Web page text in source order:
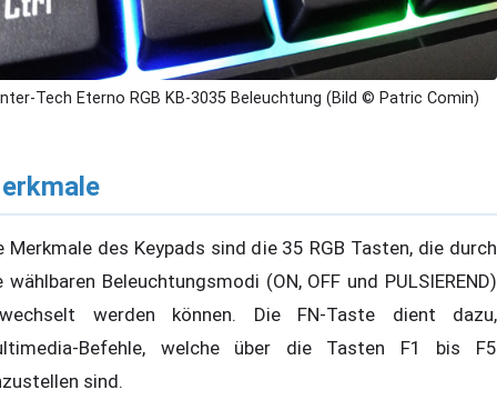
Tech Eterno RGB KB-3035 Beleuchtung (Bild © Patric Comin)
Merkmale des Keypads sind die 35 RGB Tasten, die durch
wählbaren Beleuchtungsmodi (ON, OFF und PULSIEREND)
werden können. Die FN-Taste dient dazu,
Befehle, welche über die Tasten F1 bis F5
sind.